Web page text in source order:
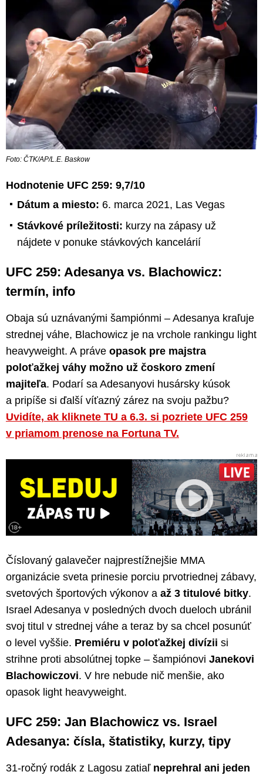
Foto: ČTK/AP/L.E. Baskow
Hodnotenie UFC 259: 9,7/10
Dátum a miesto: 6. marca 2021, Las Vegas
Stávkové príležitosti: kurzy na zápasy už
nájdete v ponuke stávkových kancelárií
UFC 259: Adesanya vs. Blachowicz:
termín, info
Obaja sú uznávanými šampiónmi – Adesanya kraľuje
strednej váhe, Blachowicz je na vrchole rankingu light
heavyweight. A práve opasok pre majstra
poloťažkej váhy možno už čoskoro zmení
majiteľa. Podarí sa Adesanyovi husársky kúsok
a pripíše si ďalší víťazný zárez na svoju pažbu?
Uvidíte, ak kliknete TU a 6.3. si pozriete UFC 259
v priamom prenose na Fortuna TV.
Číslovaný galavečer najprestížnejšie MMA
organizácie sveta prinesie porciu prvotriednej zábavy,
svetových športových výkonov a až 3 titulové bitky.
Israel Adesanya v posledných dvoch dueloch ubránil
svoj titul v strednej váhe a teraz by sa chcel posunúť
o level vyššie. Premiéru v poloťažkej divízii si
strihne proti absolútnej topke – šampiónovi Janekovi
Blachowiczovi. V hre nebude nič menšie, ako
opasok light heavyweight.
UFC 259: Jan Blachowicz vs. Israel
Adesanya: čísla, štatistiky, kurzy, tipy
31-ročný rodák z Lagosu zatiaľ neprehral ani jeden